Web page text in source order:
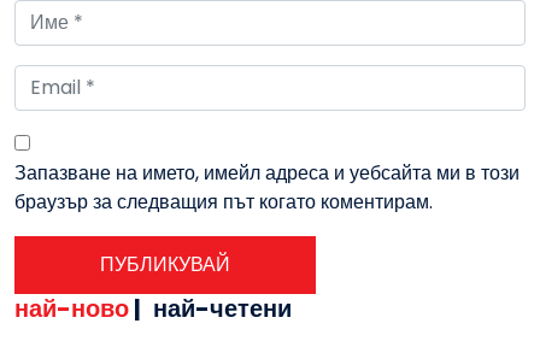
Запазване на името, имейл адреса и уебсайта ми в този
браузър за следващия път когато коментирам.
най-ново| най-четени